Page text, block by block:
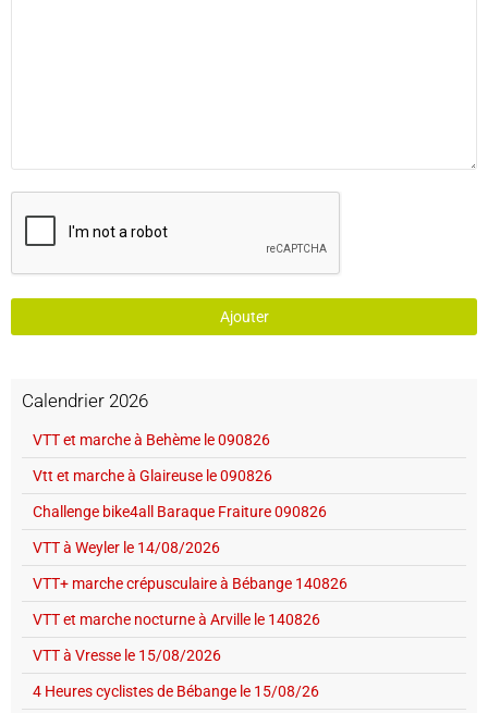
Ajouter
Calendrier 2026
VTT et marche à Behème le 090826
Vtt et marche à Glaireuse le 090826
Challenge bike4all Baraque Fraiture 090826
VTT à Weyler le 14/08/2026
VTT+ marche crépusculaire à Bébange 140826
VTT et marche nocturne à Arville le 140826
VTT à Vresse le 15/08/2026
4 Heures cyclistes de Bébange le 15/08/26